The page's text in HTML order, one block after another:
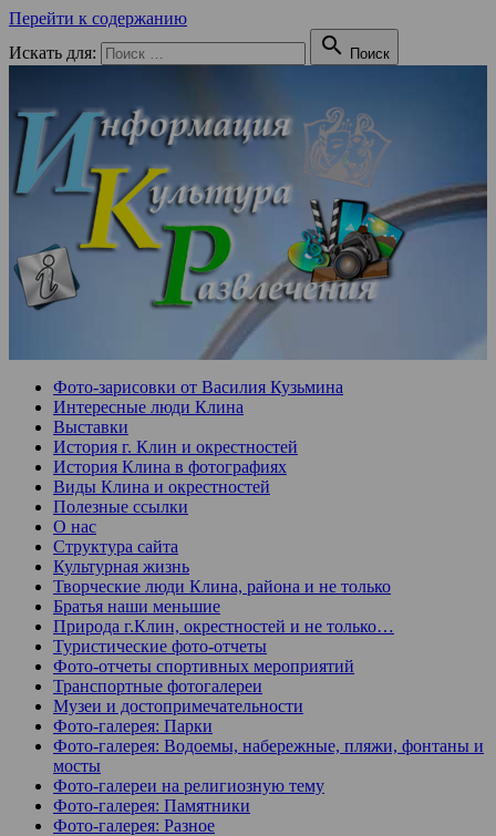
Перейти к содержанию
Искать для:
 Поиск
Фото-зарисовки от Василия Кузьмина
Интересные люди Клина
Выставки
История г. Клин и окрестностей
История Клина в фотографиях
Виды Клина и окрестностей
Полезные ссылки
О нас
Структура сайта
Культурная жизнь
Творческие люди Клина, района и не только
Братья наши меньшие
Природа г.Клин, окрестностей и не только…
Туристические фото-отчеты
Фото-отчеты спортивных мероприятий
Транспортные фотогалереи
Музеи и достопримечательности
Фото-галерея: Парки
Фото-галерея: Водоемы, набережные, пляжи, фонтаны и
мосты
Фото-галереи на религиозную тему
Фото-галерея: Памятники
Фото-галерея: Разное